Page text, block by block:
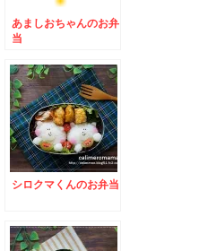
あましおちゃんのお弁
当
シロクマくんのお弁当